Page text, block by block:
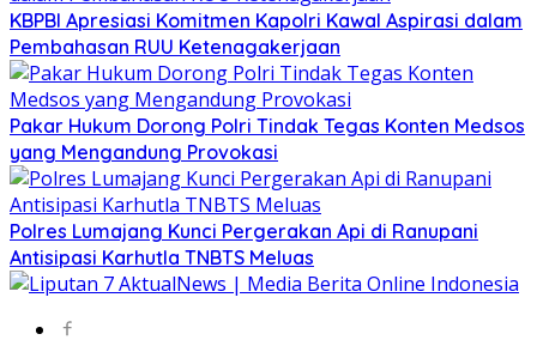
KBPBI Apresiasi Komitmen Kapolri Kawal Aspirasi dalam
Pembahasan RUU Ketenagakerjaan
Pakar Hukum Dorong Polri Tindak Tegas Konten Medsos
yang Mengandung Provokasi
Polres Lumajang Kunci Pergerakan Api di Ranupani
Antisipasi Karhutla TNBTS Meluas